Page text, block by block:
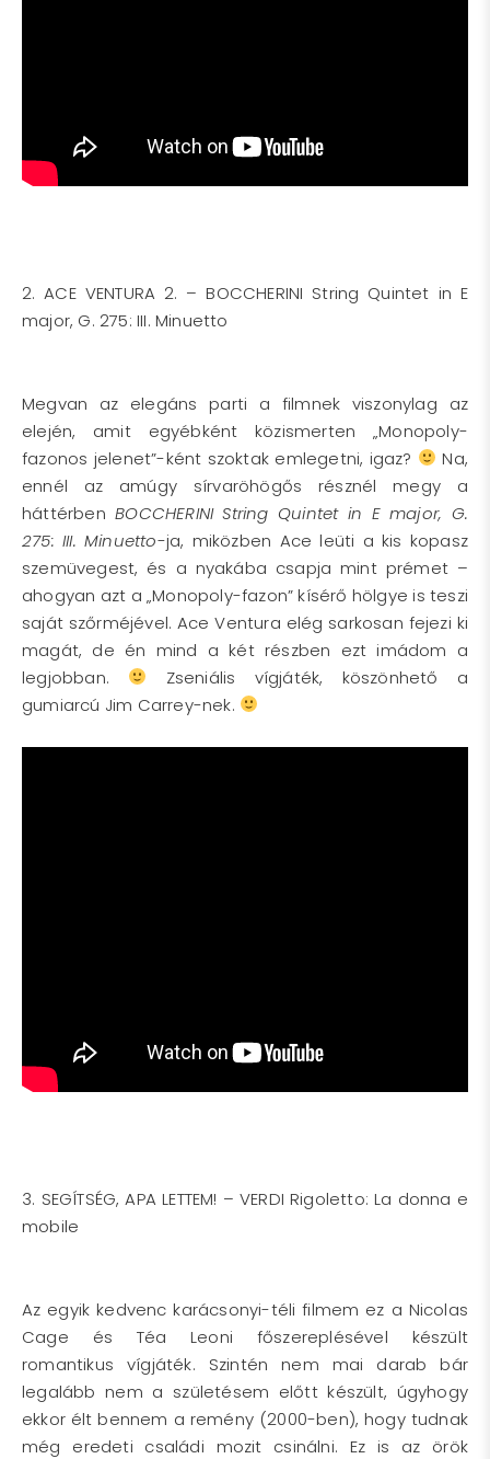
2. ACE VENTURA 2. – BOCCHERINI String Quintet in E
major, G. 275: III. Minuetto
Megvan az elegáns parti a filmnek viszonylag az
elején, amit egyébként közismerten „Monopoly-
fazonos jelenet”-ként szoktak emlegetni, igaz?
Na,
ennél az amúgy sírvaröhögős résznél megy a
háttérbenBOCCHERINI String Quintet in E major, G.
275: III. Minuetto-ja, miközben Ace leüti a kis kopasz
szemüvegest, és a nyakába csapja mint prémet –
ahogyan azt a „Monopoly-fazon” kísérő hölgye is teszi
saját szőrméjével. Ace Ventura elég sarkosan fejezi ki
magát, de én mind a két részben ezt imádom a
legjobban.
Zseniális vígjáték, köszönhető a
gumiarcú Jim Carrey-nek.
3. SEGÍTSÉG, APA LETTEM! – VERDI Rigoletto: La donna e
mobile
Az egyik kedvenc karácsonyi-téli filmem ez a Nicolas
Cage és Téa Leoni főszereplésével készült
romantikus vígjáték. Szintén nem mai darab bár
legalább nem a születésem előtt készült, úgyhogy
ekkor élt bennem a remény (2000-ben), hogy tudnak
még eredeti családi mozit csinálni. Ez is az örök